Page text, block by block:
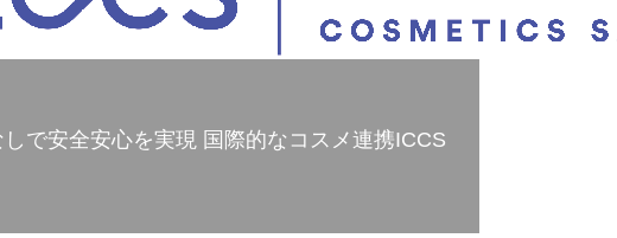
で安全安心を実現 国際的なコスメ連携ICCS